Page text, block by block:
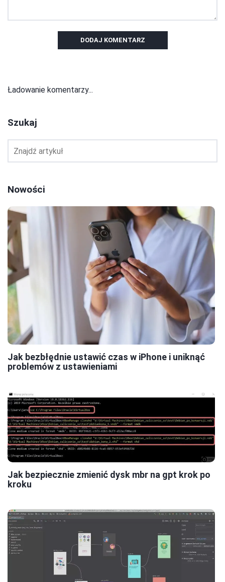
DODAJ KOMENTARZ
Ładowanie komentarzy...
Szukaj
Nowości
Jak bezbłędnie ustawić czas w iPhone i uniknąć
problemów z ustawieniami
Jak bezpiecznie zmienić dysk mbr na gpt krok po
kroku